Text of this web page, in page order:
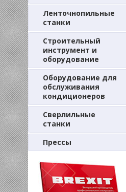
Ленточнопильные
станки
Строительный
инструмент и
оборудование
Оборудование для
обслуживания
кондиционеров
Сверлильные
станки
Прессы